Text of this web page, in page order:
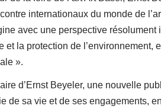
internationaux du monde de
avec une perspective
et la protection de
».
d’Ernst Beyeler, une nouvelle
de sa vie et de ses engagements,